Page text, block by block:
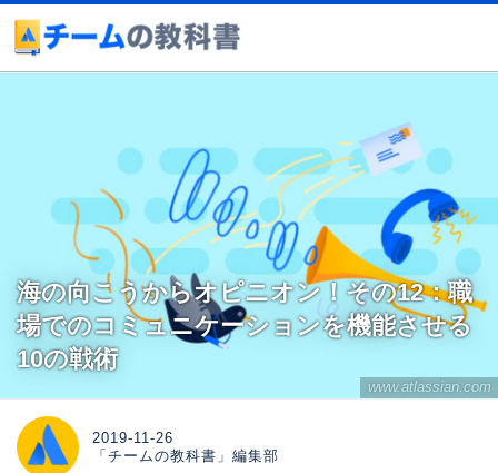
www.atlassian.com
海の向こうからオピニオン！その12：職
場でのコミュニケーションを機能させる
10の戦術
2019-11-26
「チームの教科書」編集部